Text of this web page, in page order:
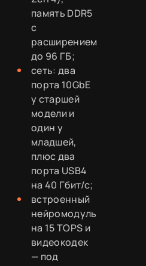
память DDR5
с
расширением
до 96 ГБ;
сеть: два
порта 10GbE
у старшей
модели и
один у
младшей,
плюс два
порта USB4
на 40 Гбит/с;
встроенный
нейромодуль
на 15 TOPS и
видеокодек
— под